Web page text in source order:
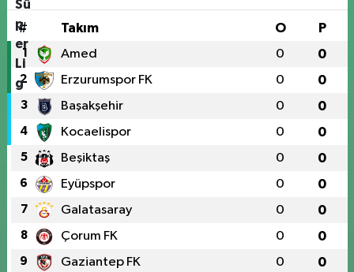
# Takım O P
1 Amed 0 0
2 Erzurumspor FK 0 0
3 Başakşehir 0 0
4 Kocaelispor 0 0
5 Beşiktaş 0 0
6 Eyüpspor 0 0
7 Galatasaray 0 0
8 Çorum FK 0 0
9 Gaziantep FK 0 0